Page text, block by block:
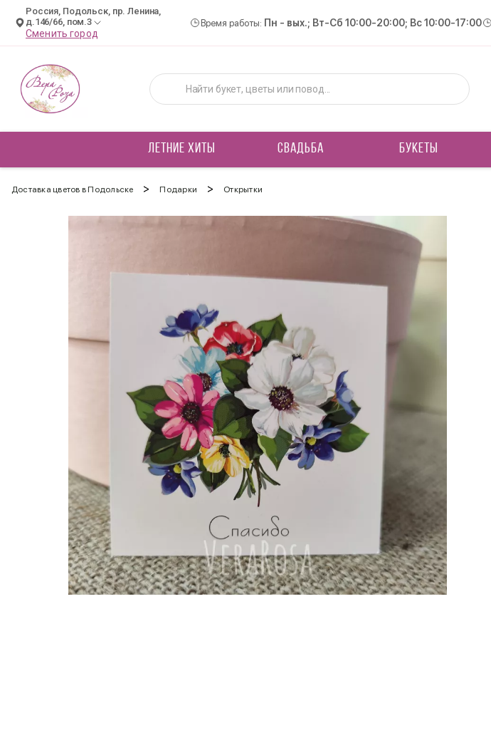
Россия, Подольск, пр. Ленина,
д.146/66, пом.3
Сменить город
Время работы: Пн - вых.; Вт-Сб 10:00-20:00; Вс 10:00-17:00
ЛЕТНИЕ ХИТЫ СВАДЬБА БУКЕТЫ
Доставка цветов в Подольске > Подарки > Открытки